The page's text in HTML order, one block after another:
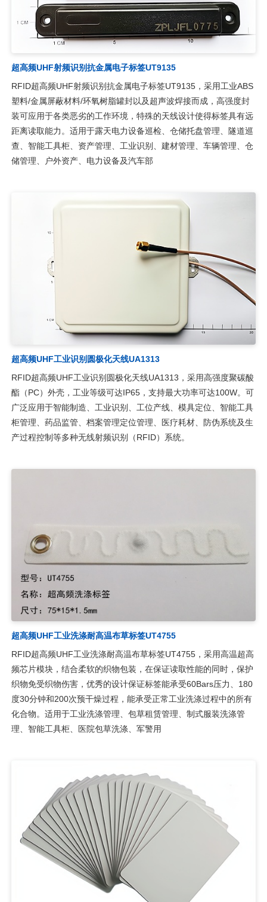
超高频UHF射频识别抗金属电子标签UT9135
RFID超高频UHF射频识别抗金属电子标签UT9135，采用工业ABS
塑料/金属屏蔽材料/环氧树脂罐封以及超声波焊接而成，高强度封
装可应用于各类恶劣的工作环境，特殊的天线设计使得标签具有远
距离读取能力。适用于露天电力设备巡检、仓储托盘管理、隧道巡
查、智能工具柜、资产管理、工业识别、建材管理、车辆管理、仓
储管理、户外资产、电力设备及汽车部
超高频UHF工业识别圆极化天线UA1313
RFID超高频UHF工业识别圆极化天线UA1313，采用高强度聚碳酸
酯（PC）外壳，工业等级可达IP65，支持最大功率可达100W。可
广泛应用于智能制造、工业识别、工位产线、模具定位、智能工具
柜管理、药品监管、档案管理定位管理、医疗耗材、防伪系统及生
产过程控制等多种无线射频识别（RFID）系统。
超高频UHF工业洗涤耐高温布草标签UT4755
RFID超高频UHF工业洗涤耐高温布草标签UT4755，采用高温超高
频芯片模块，结合柔软的织物包装，在保证读取性能的同时，保护
织物免受织物伤害，优秀的设计保证标签能承受60Bars压力、180
度30分钟和200次预干燥过程，能承受正常工业洗涤过程中的所有
化合物。适用于工业洗涤管理、包草租赁管理、制式服装洗涤管
理、智能工具柜、医院包草洗涤、军警用